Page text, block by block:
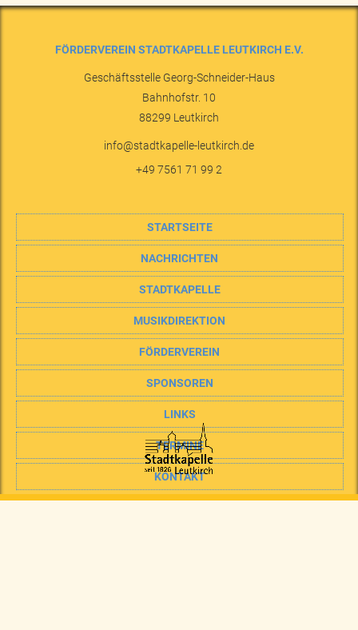
FÖRDERVEREIN STADTKAPELLE LEUTKIRCH E.V.
Geschäftsstelle Georg-Schneider-Haus
Bahnhofstr. 10
88299 Leutkirch
info@stadtkapelle-leutkirch.de
+49 7561 71 99 2
STARTSEITE
NACHRICHTEN
STADTKAPELLE
MUSIKDIREKTION
FÖRDERVEREIN
SPONSOREN
LINKS
TERMINE
KONTAKT